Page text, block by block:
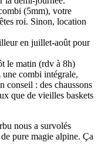
(5mm), votre
roi. Sinon, location
en juillet-août pour
le matin (rdv à 8h)
combi intégrale,
conseil : des chaussons
que de vieilles baskets
nous a survolés
pure magie alpine. Ça